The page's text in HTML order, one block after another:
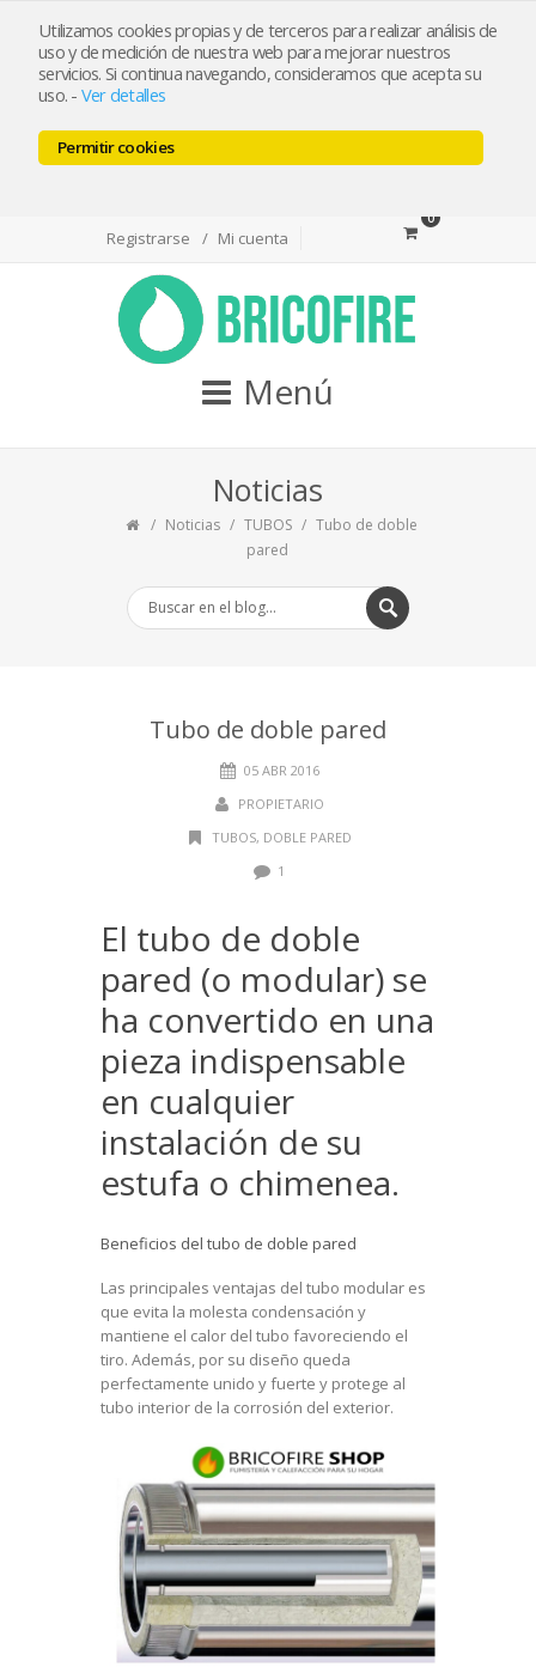
Utilizamos cookies propias y de terceros para realizar análisis de
uso y de medición de nuestra web para mejorar nuestros
servicios. Si continua navegando, consideramos que acepta su
uso. - Ver detalles
Permitir cookies
bricofireshop@yahoo.es
Tlf 968974715 / Whatsapp 644501550
Registrarse Mi cuenta
0
Menú
Noticias
Noticias TUBOS
Tubo de doble
pared
Tubo de doble pared
05 ABR 2016
PROPIETARIO
TUBOS, DOBLE PARED
1
El tubo de doble
pared (o modular) se
ha convertido en una
pieza indispensable
en cualquier
instalación de su
estufa o chimenea.
Beneficios del tubo de doble pared
Las principales ventajas del tubo modular es
que evita la molesta condensación y
mantiene el calor del tubo favoreciendo el
tiro. Además, por su diseño queda
perfectamente unido y fuerte y protege al
tubo interior de la corrosión del exterior.